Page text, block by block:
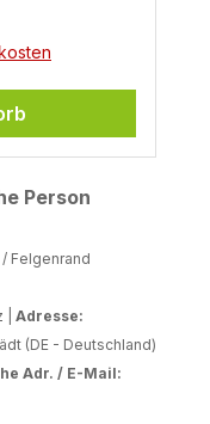
Person
Felgenrand
| Adresse:
(DE - Deutschland)
Adr. / E-Mail: